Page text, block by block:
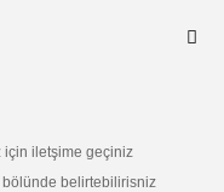
için iletşime geçiniz
bölünde belirtebilirisniz